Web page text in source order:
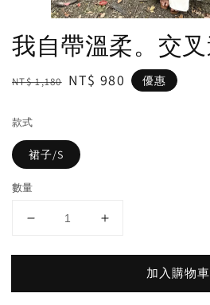
我自帶溫柔。交
Regular
NT$ 1,180 Sale
NT$ 980 優惠
款式
裙子/S
數量
加入購物車